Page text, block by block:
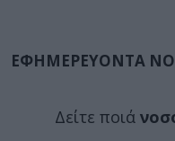
ΕΦΗΜΕΡΕΥΟΝΤΑ
Δείτε ποιά